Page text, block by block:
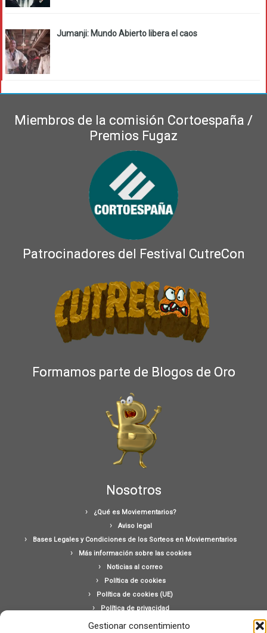
Gestionar consentimiento
Jumanji: Mundo Abierto libera el caos
Miembros de la comisión Cortoespaña /
Premios Fugaz
Patrocinadores del Festival CutreCon
Formamos parte de Blogos de Oro
Nosotros
¿Qué es Moviementarios?
Aviso legal
Bases Legales y Condiciones de los Sorteos en Moviementarios
Más información sobre las cookies
Noticias al correo
Política de cookies
Política de cookies (UE)
Política de privacidad
Ponte en contacto con nosotros